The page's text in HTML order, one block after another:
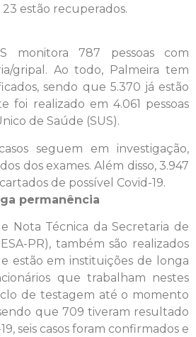
estão recuperados.
monitora 787 pessoas com
gripal. Ao todo, Palmeira tem
sendo que 5.370 já estão
foi realizado em 4.061 pessoas
de Saúde (SUS).
seguem em investigação,
dos exames. Além disso, 3.947
de possível Covid-19.
permanência
Nota Técnica da Secretaria de
PR), também são realizados
estão em instituições de longa
que trabalham nestes
de testagem até o momento
que 709 tiveram resultado
seis casos foram confirmados e